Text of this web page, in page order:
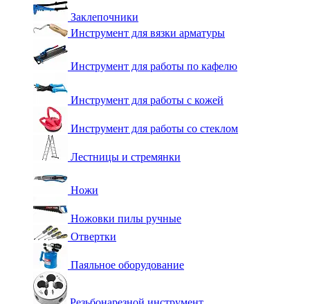
Заклепочники
Инструмент для вязки арматуры
Инструмент для работы по кафелю
Инструмент для работы с кожей
Инструмент для работы со стеклом
Лестницы и стремянки
Ножи
Ножовки пилы ручные
Отвертки
Паяльное оборудование